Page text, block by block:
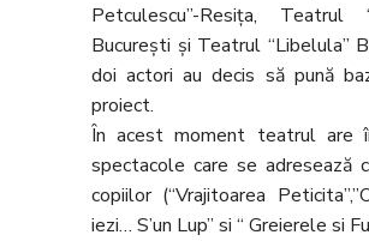
Petculescu”-Resița, Teatrul
București și Teatrul “Libelula”
doi actori au decis să pună
proiect.
În acest moment teatrul are
spectacole care se adresează
copiilor (“Vrajitoarea
iezi… S’un Lup” si “ Greierele si